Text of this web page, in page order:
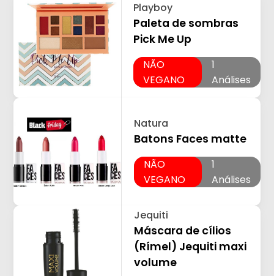
Playboy
Paleta de sombras
Pick Me Up
NÃO
VEGANO
1
Análises
Natura
Batons Faces matte
NÃO
VEGANO
1
Análises
Jequiti
Máscara de cílios
(Rímel) Jequiti maxi
volume